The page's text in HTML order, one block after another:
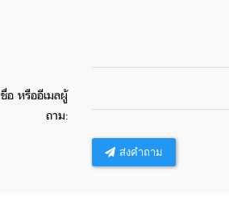
ชื่อ หรืออีเมลผู้
ถาม:
ส่งคำถาม